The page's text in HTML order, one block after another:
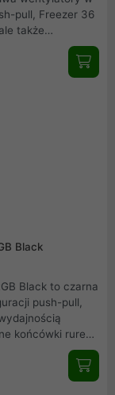
pull, Freezer 36
także
są ukryte za
na płynne
zarówno
Black
Black to czarna
push-pull,
końcówki rurek
pokrywą, co
PC i